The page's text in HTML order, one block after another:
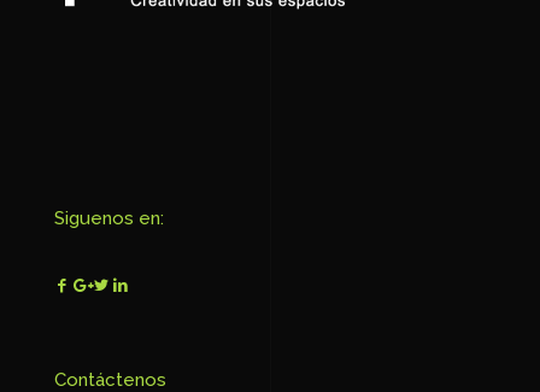
Siguenos en:
Contáctenos